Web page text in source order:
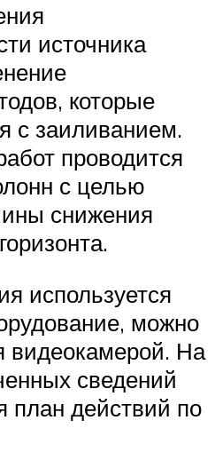
источника
которые
с заиливанием.
проводится
с целью
снижения
используется
можно
видеокамерой. На
сведений
план действий по